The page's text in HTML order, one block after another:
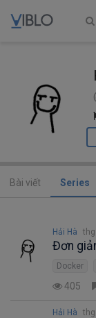
Bài viết Series
Hải Hà
Đơn
Docker
405
Hải Hà